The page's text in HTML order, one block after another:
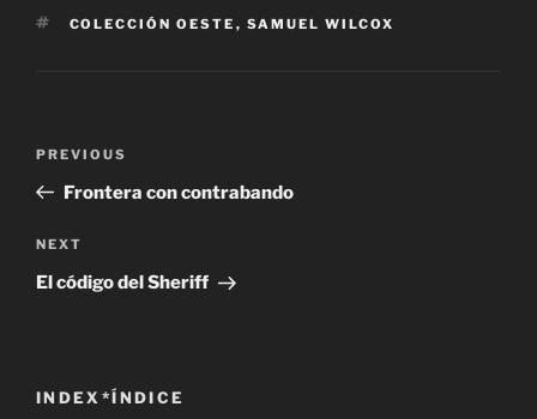
TAGS
COLECCIÓN OESTE , SAMUEL WILCOX
Previous
Post
PREVIOUS
Frontera con contrabando
Next
Post
NEXT
El código del Sheriff
INDEX*ÍNDICE